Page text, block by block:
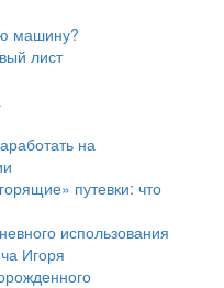
машину?
лист
на
путевки: что
использования
Игоря